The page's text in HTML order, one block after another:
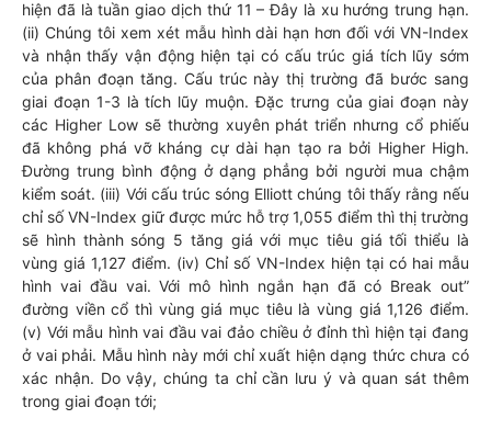
hiện đã là tuần giao dịch thứ 11 – Đây là xu hướng trung hạn.
(ii) Chúng tôi xem xét mẫu hình dài hạn hơn đối với VN-Index
và nhận thấy vận động hiện tại có cấu trúc giá tích lũy sớm
của phân đoạn tăng. Cấu trúc này thị trường đã bước sang
giai đoạn 1-3 là tích lũy muộn. Đặc trưng của giai đoạn này
các Higher Low sẽ thường xuyên phát triển nhưng cổ phiếu
đã không phá vỡ kháng cự dài hạn tạo ra bởi Higher High.
Đường trung bình động ở dạng phẳng bởi người mua chậm
kiểm soát. (iii) Với cấu trúc sóng Elliott chúng tôi thấy rằng nếu
chỉ số VN-Index giữ được mức hỗ trợ 1,055 điểm thì thị trường
sẽ hình thành sóng 5 tăng giá với mục tiêu giá tối thiểu là
vùng giá 1,127 điểm. (iv) Chỉ số VN-Index hiện tại có hai mẫu
hình vai đầu vai. Với mô hình ngắn hạn đã có Break out”
đường viền cổ thì vùng giá mục tiêu là vùng giá 1,126 điểm.
(v) Với mẫu hình vai đầu vai đảo chiều ở đỉnh thì hiện tại đang
ở vai phải. Mẫu hình này mới chỉ xuất hiện dạng thức chưa có
xác nhận. Do vậy, chúng ta chỉ cần lưu ý và quan sát thêm
trong giai đoạn tới;